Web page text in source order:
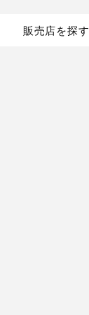
販売店を探す